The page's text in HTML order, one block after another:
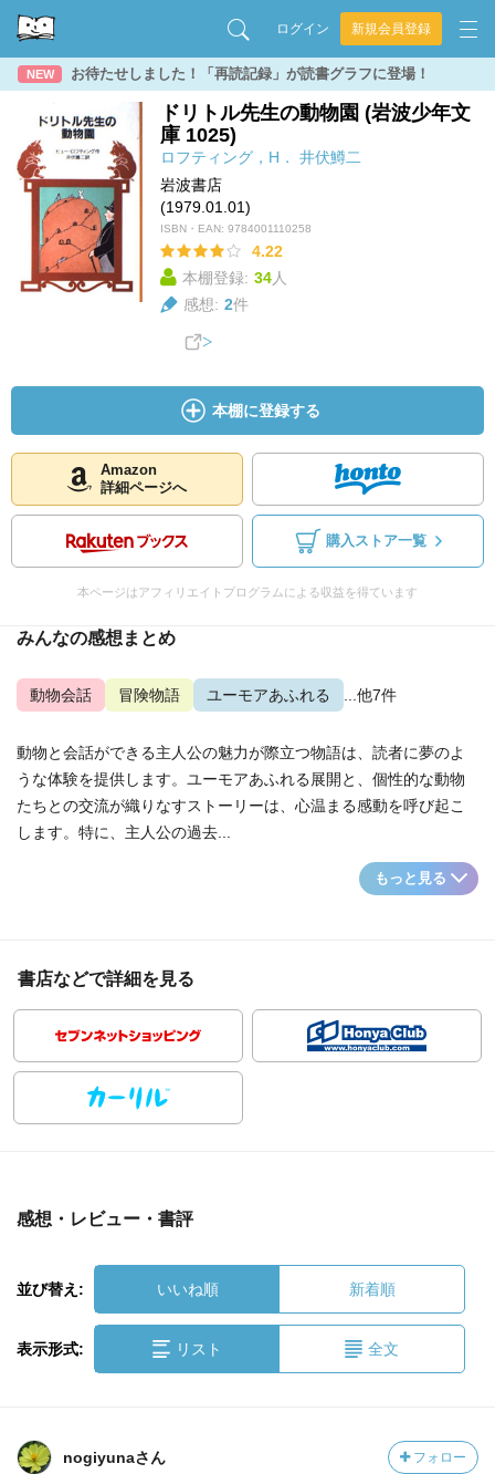
ログイン 新規会員登録
NEW お待たせしました！「再読記録」が読書グラフに登場！
ドリトル先生の動物園 (岩波少年文
庫 1025)
ロフティング，H．
井伏鱒二
岩波書店
(1979.01.01)
ISBN・EAN: 9784001110258
4.22
本棚登録: 34人
感想: 2件
本棚に登録する
Amazon
詳細ページへ
購入ストア一覧
本ページはアフィリエイトプログラムによる収益を得ています
みんなの感想まとめ
動物会話 冒険物語 ユーモアあふれる ...他7件
動物と会話ができる主人公の魅力が際立つ物語は、読者に夢のよ
うな体験を提供します。ユーモアあふれる展開と、個性的な動物
たちとの交流が織りなすストーリーは、心温まる感動を呼び起こ
します。特に、主人公の過去...
もっと見る
書店などで詳細を見る
感想・レビュー・書評
並び替え: いいね順 新着順
表示形式: リスト 全文
nogiyunaさん フォロー